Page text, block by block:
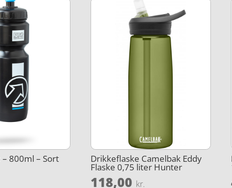
– 800ml – Sort Drikkeflaske Camelbak Eddy
Flaske 0,75 liter Hunter
118,00 kr.